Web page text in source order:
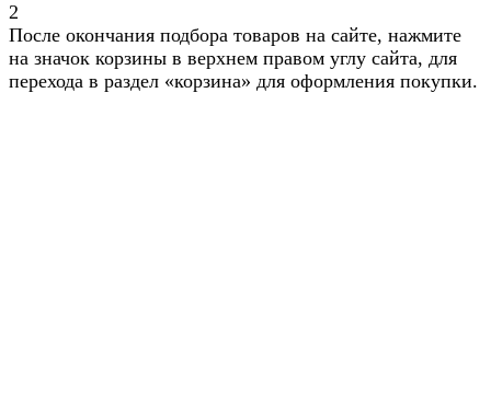
2
После окончания подбора товаров на сайте, нажмите
на значок корзины в верхнем правом углу сайта, для
перехода в раздел «корзина» для оформления покупки.